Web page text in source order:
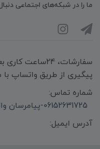
ما را در شبکه‌های اجتماعی
سفارشات،
پیگیری از طریق واتساپ با
شماره تماس:
06152631725-پیامرسان واتساپ 09339947850
آدرس ایمیل: